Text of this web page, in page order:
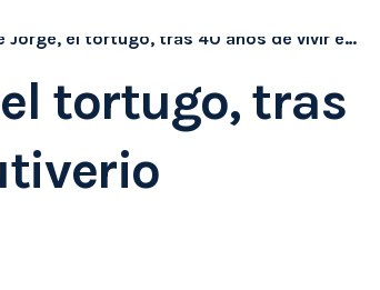
el tortugo, tras 40 años de vivir en cautiverio
tortugo, tras